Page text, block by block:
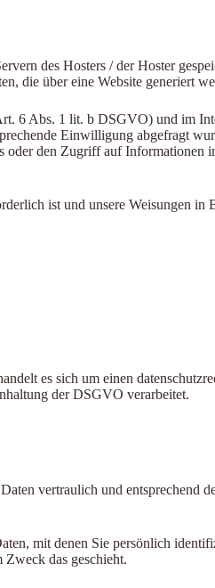
des Hosters / der Hoster
die über eine Website generiert
6 Abs. 1 lit. b DSGVO) und im
Einwilligung abgefragt
den Zugriff auf Informationen
ist und unsere Weisungen in
es sich um einen
der DSGVO verarbeitet.
vertraulich und entsprechend
mit denen Sie persönlich
das geschieht.